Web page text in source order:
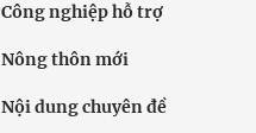
Công nghiệp hỗ trợ
Nông thôn mới
Nội dung chuyên đề